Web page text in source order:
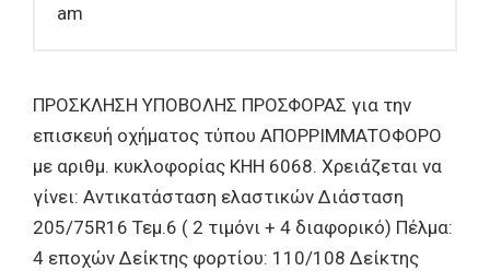
am
ΠΡΟΣΚΛΗΣΗ ΥΠΟΒΟΛΗΣ ΠΡΟΣΦΟΡΑΣ για την
επισκευή οχήματος τύπου ΑΠΟΡΡΙΜΜΑΤΟΦΟΡΟ
με αριθμ. κυκλοφορίας ΚΗΗ 6068. Χρειάζεται να
γίνει: Αντικατάσταση ελαστικών Διάσταση
205/75R16 Τεμ.6 ( 2 τιμόνι + 4 διαφορικό) Πέλμα:
4 εποχών Δείκτης φορτίου: 110/108 Δείκτης